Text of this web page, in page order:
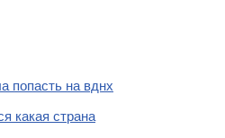
попасть на вднх
какая страна